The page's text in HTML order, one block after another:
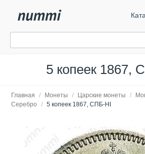
5 копеек 1867,
Главная / Монеты / Царские монеты /
Серебро
/ 5 копеек 1867, СПБ-HI